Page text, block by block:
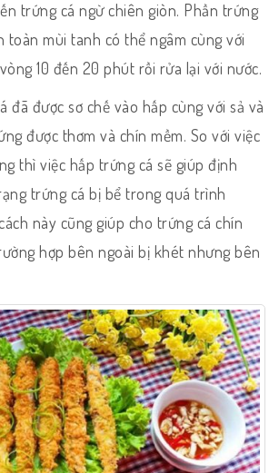
trứng cá ngừ chiên giòn. Phần trứng
toàn mùi tanh có thể ngâm cùng với
10 đến 20 phút rồi rửa lại với nước.
đã được sơ chế vào hấp cùng với sả và
được thơm và chín mềm. So với việc
thì việc hấp trứng cá sẽ giúp định
trứng cá bị bể trong quá trình
này cũng giúp cho trứng cá chín
hợp bên ngoài bị khét nhưng bên